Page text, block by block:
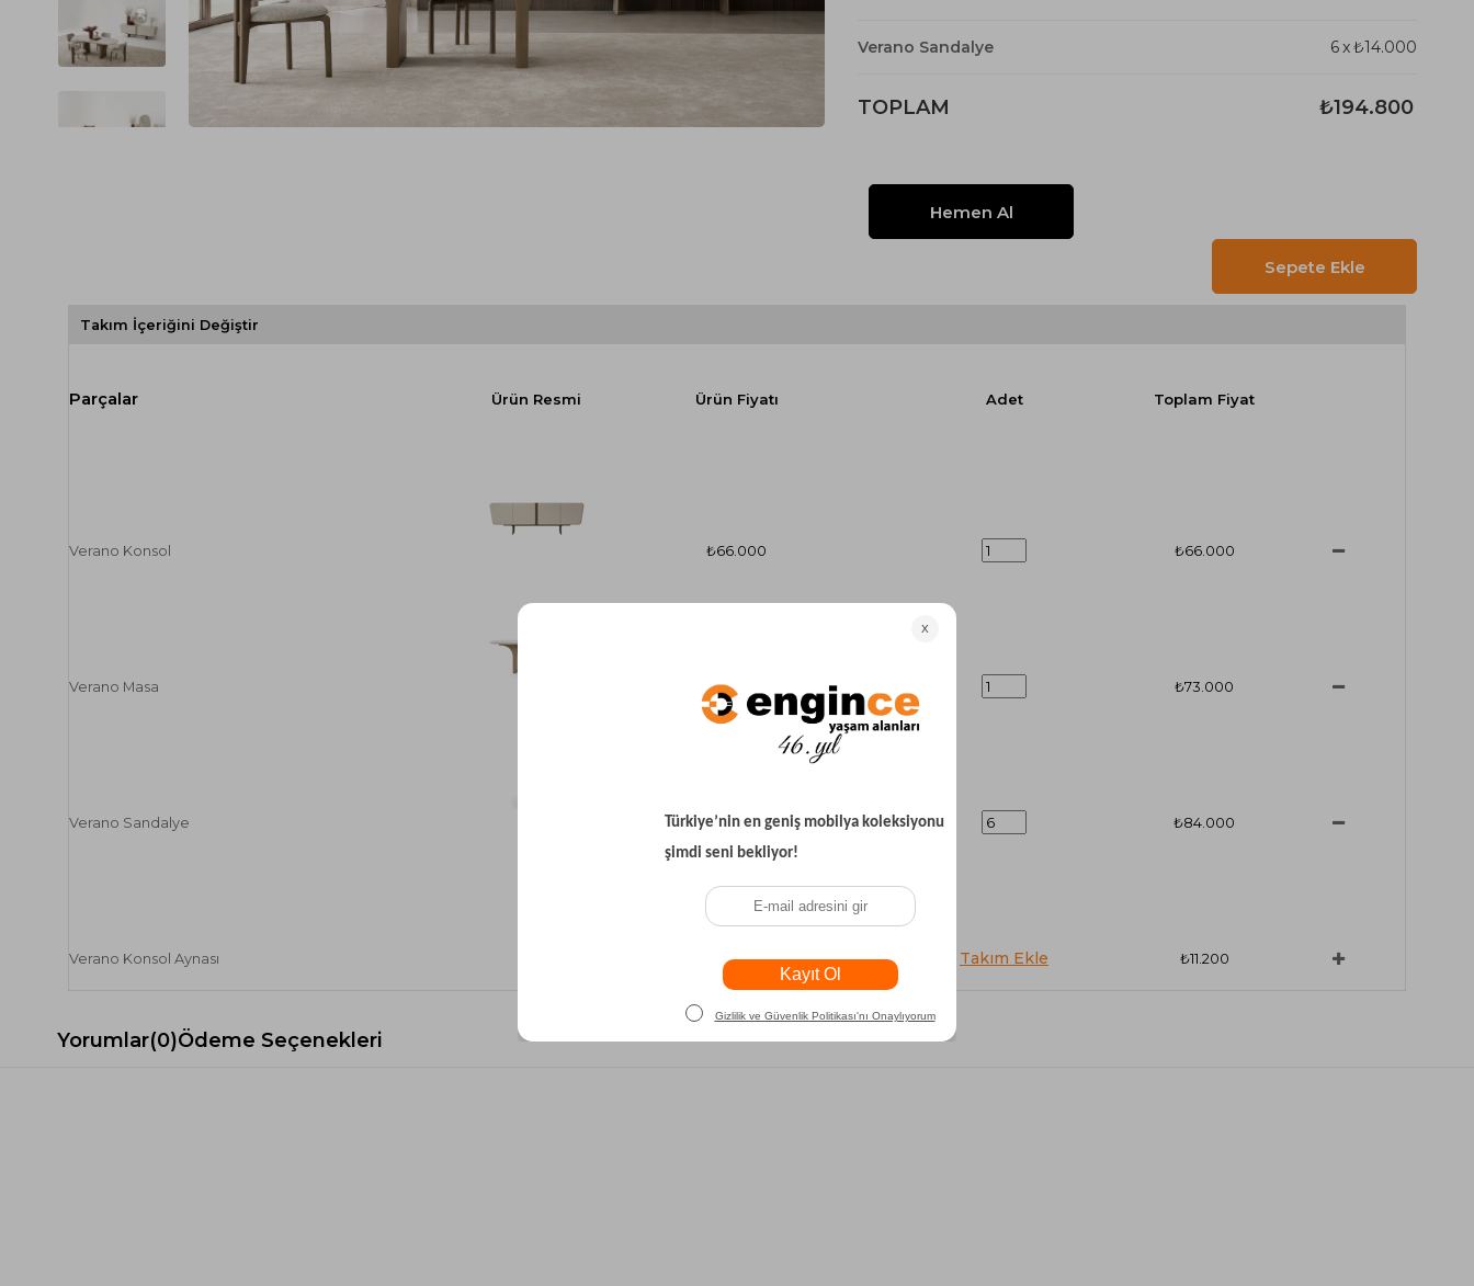
Spor Koltuk Takımı
Krem Koltuk Takımı
Büro Koltuk Takımı
Gri TV Ünitesi
Beyaz TV Ünitesi
Yataklı Koltuk
Modern Köşe Koltuk
Ekonomik Köşe Koltuk
Verano Sandalye 6x₺14.000
TOPLAM ₺194.800
Takım İçeriğini Değiştir
Ürün Resmi Ürün Fiyatı Adet Toplam Fiyat
Verano Konsol ₺66.000 ₺66.000
Verano Masa ₺73.000 ₺73.000
Verano Sandalye ₺14.000 ₺84.000
Verano Konsol Aynası ₺11.200 ₺11.200
Yorumlar(0)Ödeme Seçenekleri